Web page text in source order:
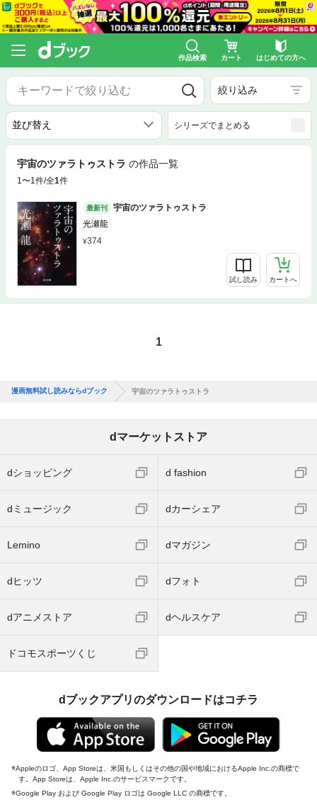
作品検索 カート はじめての方へ
絞り込み
シリーズでまとめる
宇宙のツァラトゥストラ の作品一覧
1〜1件/全1件
最新刊
宇宙のツァラトゥストラ
光瀬龍
374
試し読み カートへ
1
漫画無料試し読みならdブック 宇宙のツァラトゥストラ
dマーケットストア
dショッピング d fashion
dミュージック dカーシェア
Lemino dマガジン
dヒッツ dフォト
dアニメストア dヘルスケア
ドコモスポーツくじ
dブックアプリのダウンロードはコチラ
Appleのロゴ、App Storeは、米国もしくはその他の国や地域におけるApple Inc.の商標で
す。App Storeは、Apple Inc.のサービスマークです。
Google Play および Google Play ロゴは Google LLC の商標です。